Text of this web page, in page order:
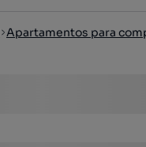
Apartamentos para